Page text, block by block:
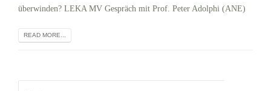
überwinden? LEKA MV Gespräch mit Prof. Peter Adolphi (ANE)
READ MORE...